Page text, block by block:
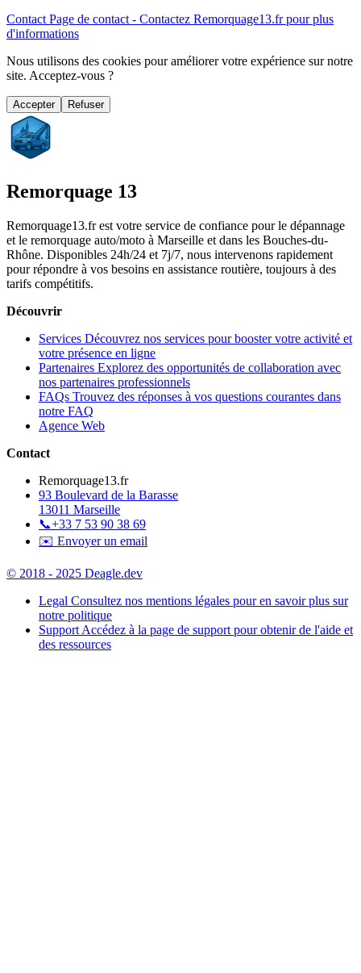
Contact Page de contact - Contactez Remorquage13.fr pour plus
d'informations
Nous utilisons des cookies pour améliorer votre expérience sur notre
site. Acceptez-vous ?
Accepter Refuser
Remorquage 13
Remorquage13.fr est votre service de confiance pour le dépannage
et le remorquage auto/moto à Marseille et dans les Bouches-du-
Rhône. Disponibles 24h/24 et 7j/7, nous intervenons rapidement
pour répondre à vos besoins en assistance routière, toujours à des
tarifs compétitifs.
Découvrir
Services Découvrez nos services pour booster votre activité et
votre présence en ligne
Partenaires Explorez des opportunités de collaboration avec
nos partenaires professionnels
FAQs Trouvez des réponses à vos questions courantes dans
notre FAQ
Agence Web
Contact
Remorquage13.fr
93 Boulevard de la Barasse
13011 Marseille
📞+33 7 53 90 38 69
✉️ Envoyer un email
© 2018 - 2025 Deagle.dev
Legal Consultez nos mentions légales pour en savoir plus sur
notre politique
Support Accédez à la page de support pour obtenir de l'aide et
des ressources